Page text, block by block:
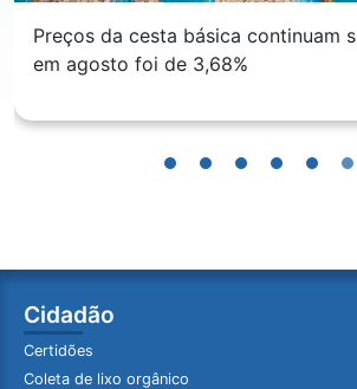
Preços da cesta básica continuam
em agosto foi de 3,68%
Cidadão
Certidões
Coleta de lixo orgânico